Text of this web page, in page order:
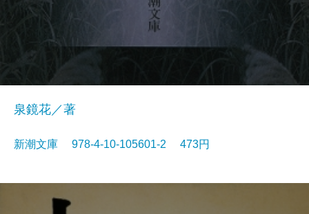
泉鏡花／著
新潮文庫 978-4-10-105601-2 473円